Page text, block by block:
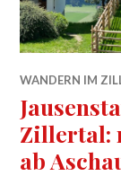
WANDERN IM
Zillertal:
ab